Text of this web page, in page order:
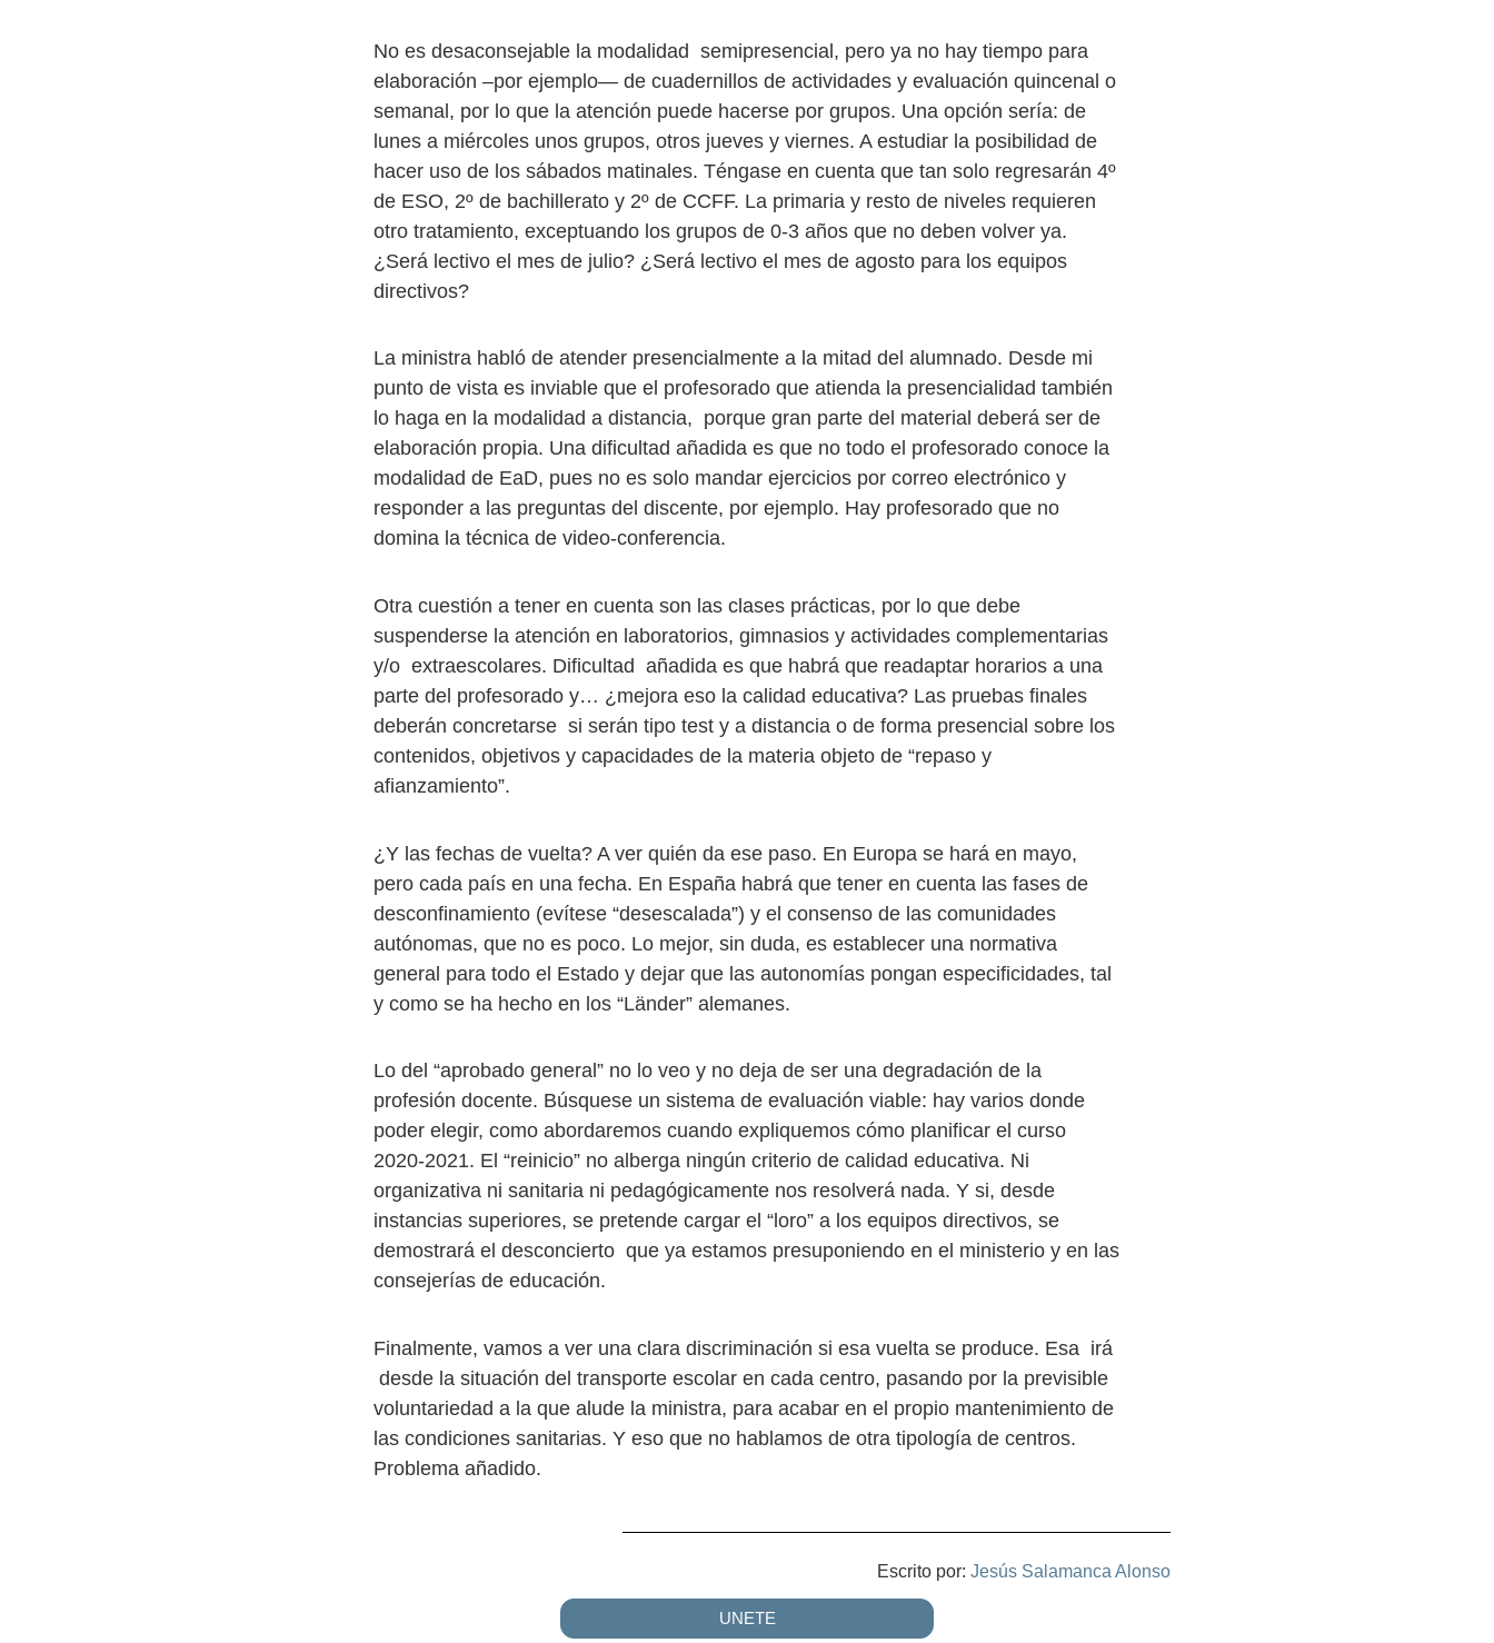
No es desaconsejable la modalidad semipresencial, pero ya no hay tiempo para
elaboración –por ejemplo— de cuadernillos de actividades y evaluación quincenal o
semanal, por lo que la atención puede hacerse por grupos. Una opción sería: de
lunes a miércoles unos grupos, otros jueves y viernes. A estudiar la posibilidad de
hacer uso de los sábados matinales. Téngase en cuenta que tan solo regresarán 4º
de ESO, 2º de bachillerato y 2º de CCFF. La primaria y resto de niveles requieren
otro tratamiento, exceptuando los grupos de 0-3 años que no deben volver ya.
¿Será lectivo el mes de julio? ¿Será lectivo el mes de agosto para los equipos
directivos?
La ministra habló de atender presencialmente a la mitad del alumnado. Desde mi
punto de vista es inviable que el profesorado que atienda la presencialidad también
lo haga en la modalidad a distancia, porque gran parte del material deberá ser de
elaboración propia. Una dificultad añadida es que no todo el profesorado conoce la
modalidad de EaD, pues no es solo mandar ejercicios por correo electrónico y
responder a las preguntas del discente, por ejemplo. Hay profesorado que no
domina la técnica de video-conferencia.
Otra cuestión a tener en cuenta son las clases prácticas, por lo que debe
suspenderse la atención en laboratorios, gimnasios y actividades complementarias
y/o extraescolares. Dificultad añadida es que habrá que readaptar horarios a una
parte del profesorado y… ¿mejora eso la calidad educativa? Las pruebas finales
deberán concretarse si serán tipo test y a distancia o de forma presencial sobre los
contenidos, objetivos y capacidades de la materia objeto de “repaso y
afianzamiento”.
¿Y las fechas de vuelta? A ver quién da ese paso. En Europa se hará en mayo,
pero cada país en una fecha. En España habrá que tener en cuenta las fases de
desconfinamiento (evítese “desescalada”) y el consenso de las comunidades
autónomas, que no es poco. Lo mejor, sin duda, es establecer una normativa
general para todo el Estado y dejar que las autonomías pongan especificidades, tal
y como se ha hecho en los “Länder” alemanes.
Lo del “aprobado general” no lo veo y no deja de ser una degradación de la
profesión docente. Búsquese un sistema de evaluación viable: hay varios donde
poder elegir, como abordaremos cuando expliquemos cómo planificar el curso
2020-2021. El “reinicio” no alberga ningún criterio de calidad educativa. Ni
organizativa ni sanitaria ni pedagógicamente nos resolverá nada. Y si, desde
instancias superiores, se pretende cargar el “loro” a los equipos directivos, se
demostrará el desconcierto que ya estamos presuponiendo en el ministerio y en las
consejerías de educación.
Finalmente, vamos a ver una clara discriminación si esa vuelta se produce. Esa irá
desde la situación del transporte escolar en cada centro, pasando por la previsible
voluntariedad a la que alude la ministra, para acabar en el propio mantenimiento de
las condiciones sanitarias. Y eso que no hablamos de otra tipología de centros.
Problema añadido.
Escrito por: Jesús Salamanca Alonso
UNETE